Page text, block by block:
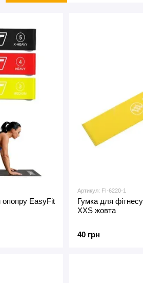
опопру EasyFit
Артикул: FI-6220-1
Гумка для
XXS жовта
40 грн